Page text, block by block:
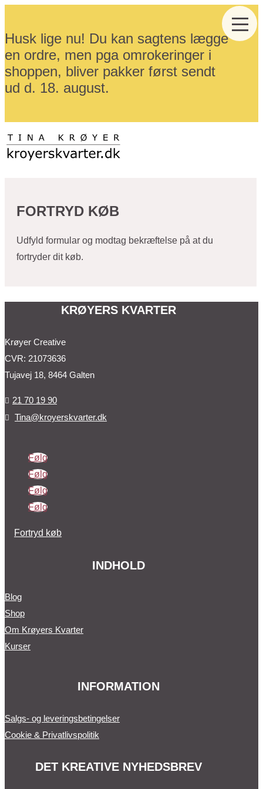
Husk lige nu! Du kan sagtens lægge
en ordre, men pga omrokeringer i
shoppen, bliver pakker først sendt
ud d. 18. august.
FORTRYD KØB
Udfyld formular og modtag bekræftelse på at du
fortryder dit køb.
KRØYERS KVARTER
Krøyer Creative
CVR: 21073636
Tujavej 18, 8464 Galten
 21 70 19 90
 Tina@kroyerskvarter.dk
Følg
Følg
Følg
Følg
Fortryd køb
INDHOLD
Blog
Shop
Om Krøyers Kvarter
Kurser
INFORMATION
Salgs- og leveringsbetingelser
Cookie & Privatlivspolitik
DET KREATIVE NYHEDSBREV